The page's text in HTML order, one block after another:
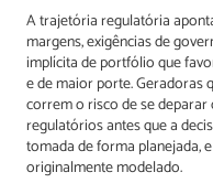
A trajetória regulatória
margens, exigências de
implícita de portfólio que
e de maior porte. Geradoras
correm o risco de se
regulatórios antes que a
tomada de forma planejada,
originalmente modelado.